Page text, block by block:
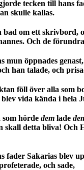
tecken till hans
skulle kallas.
bad om ett skrivbord,
Och de
mun öppnades
han talade, och
föll över alla som
blev vida kända i hela
som hörde dem lade
skall detta bliva! Och
fader Sakarias blev
och sade,